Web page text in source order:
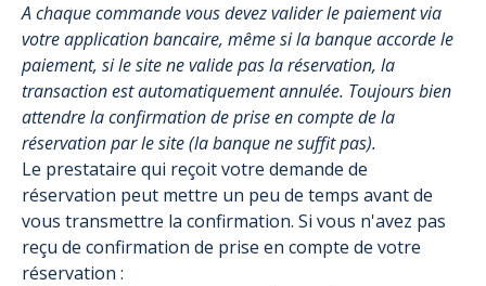
A chaque commande vous devez valider le paiement via
votre application bancaire, même si la banque accorde le
paiement, si le site ne valide pas la réservation, la
transaction est automatiquement annulée. Toujours bien
attendre la confirmation de prise en compte de la
réservation par le site (la banque ne suffit pas).
Le prestataire qui reçoit votre demande de
réservation peut mettre un peu de temps avant de
vous transmettre la confirmation. Si vous n'avez pas
reçu de confirmation de prise en compte de votre
réservation :